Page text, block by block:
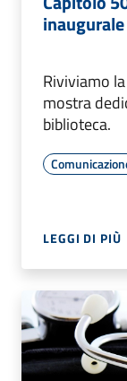
inaugurale
Riviviamo
mostra
biblioteca.
LEGGI DI PIÙ